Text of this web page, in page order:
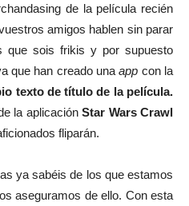
de la película recién
amigos hablen sin parar
que sois frikis y por supuesto
que han creado unaapp con la
texto de título de la película.
la aplicación Star Wars Crawl
fliparán.
ya sabéis de los que estamos
aseguramos de ello. Con esta